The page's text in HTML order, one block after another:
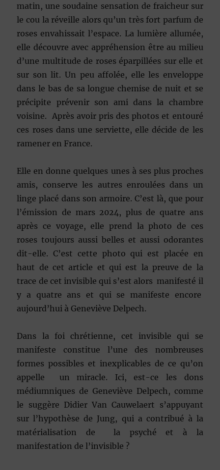
matin, une soudaine sensation de fraicheur sur
le cou la réveille alors qu’un très fort parfum de
roses envahissait l’espace. La lumière allumée,
elle découvre avec appréhension être au milieu
d’une multitude de roses éparpillées sur elle et
sur son lit. Un peu affolée, elle les enveloppe
dans le bas de sa longue chemise de nuit et se
précipite prévenir son ami dans la chambre
voisine. Après avoir pris des photos et entouré
ces roses dans une serviette, elle décide de les
ramener en France.
Elle en donne quelques unes à ses plus proches
amis, conserve les autres enroulées dans un
linge placé dans son armoire. C’est là, que pour
l’émission de mars 2024, plus de quatre ans
après ce voyage, elle prend la photo de ces
roses toujours aussi belles et aussi odorantes
dit-elle. C’est cette photo qui est placée en
haut de cet article et qui est la preuve de la
trace de cet invisible qui s’est alors manifesté il
y a quatre ans et qui se manifeste encore
aujourd’hui à Geneviève Delpech.
Dans la foi chrétienne, cet invisible qui se
manifeste constitue l’une des nombreuses
formes possibles et inexplicables de ce qu’on
appelle un miracle. Ici, est-ce les dons
médiumniques de Geneviève Delpech, comme
le suggère Didier Van Cauwelaert s’appuyant
sur l’hypothèse de Jung, qui a contribué à la
matérialisation de la psyché et à la
manifestation de l’invisible ?